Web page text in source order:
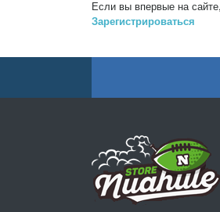
Если вы впервые на
Зарегистрироваться